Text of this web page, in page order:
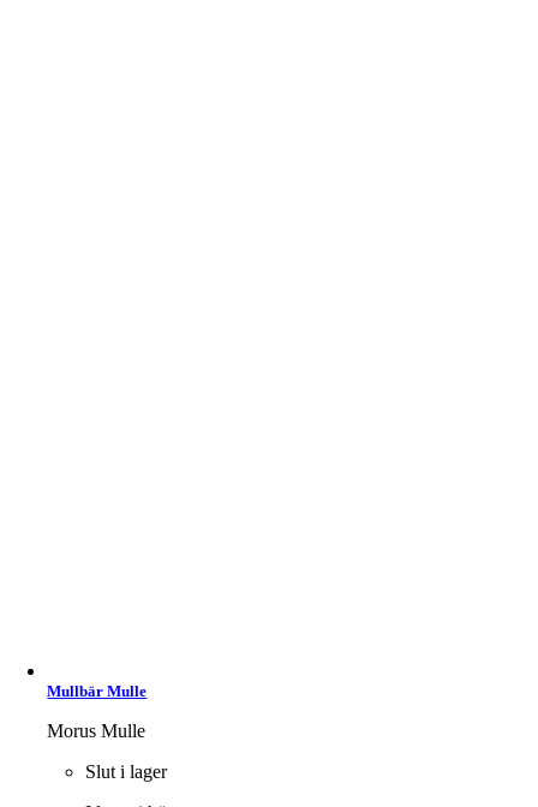
Mullbär Mulle
Morus Mulle
Slut i lager